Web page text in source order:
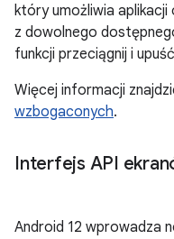
który umożliwia
z dowolnego
funkcji przeciągnij i
Więcej informacji
wzbogaconych.
Interfejs API
Android 12 wprowadza